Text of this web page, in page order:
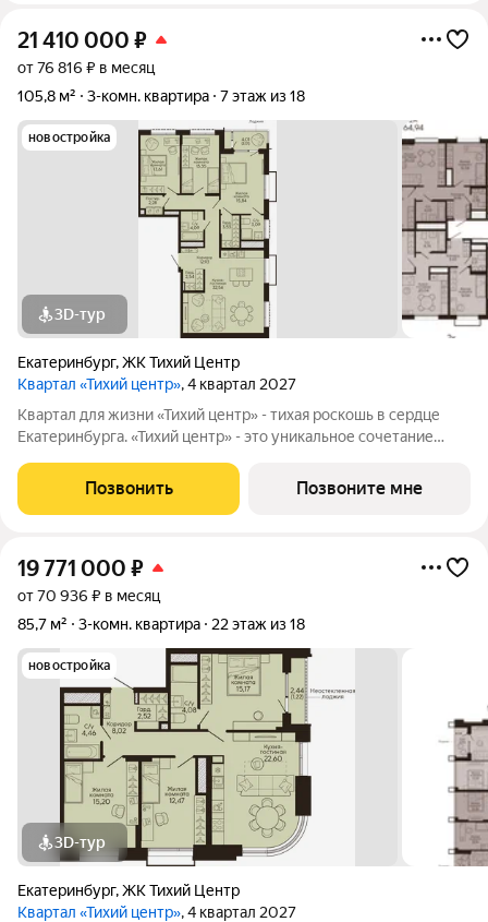
21 410 000 ₽
от 76 816 ₽ в месяц
105,8 м²
3-комн. квартира 7 этаж из 18
новостройка
3D-тур
Екатеринбург,ЖК Тихий Центр
Квартал «Тихий центр», 4 квартал 2027
Квартал для жизни «Тихий центр» - тихая роскошь в сердце
Екатеринбурга. «Тихий центр» - это уникальное сочетание
инфраструктуры. Соседство с главными
достопримечательностями, лучшими ресторанами и
Позвонить Позвоните мне
19 771 000 ₽
от 70 936 ₽ в месяц
85,7 м²
3-комн. квартира 22 этаж из 18
новостройка
3D-тур
Екатеринбург,ЖК Тихий Центр
Квартал «Тихий центр», 4 квартал 2027